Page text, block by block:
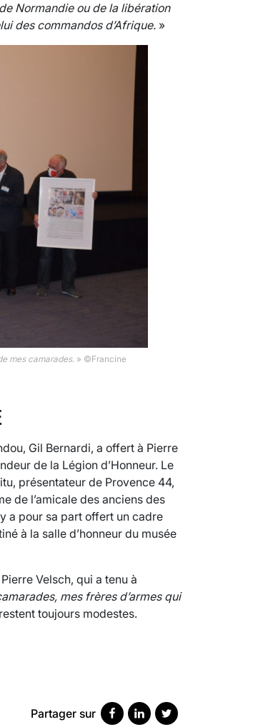
Normandie ou de la libération
des commandos d’Afrique. »
mes camarades. » ©Francine
Gil Bernardi, a offert à Pierre
de la Légion d’Honneur. Le
présentateur de Provence 44,
de l’amicale des anciens des
a pour sa part offert un cadre
à la salle d’honneur du musée
Velsch, qui a tenu à
mes frères d’armes qui
toujours modestes.
Partager sur